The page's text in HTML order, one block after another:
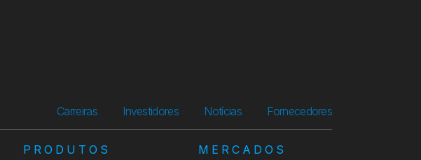
Carreiras Investidores Notícias Fornecedores
PRODUTOS MERCADOS